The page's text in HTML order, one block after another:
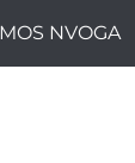
NVOGA